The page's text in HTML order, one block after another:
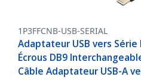
1P3FFCNB-USB-SERIAL
Adaptateur USB vers
Écrous DB9
Câble Adaptateur USB-A